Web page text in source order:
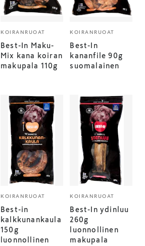
KOIRANRUOAT
Best-In Maku-
Mix kana koiran
makupala 110g
KOIRANRUOAT
Best-In
kananfile 90g
suomalainen
KOIRANRUOAT
Best-in
kalkkunankaula
150g
luonnollinen
KOIRANRUOAT
Best-In ydinluu
260g
luonnollinen
makupala